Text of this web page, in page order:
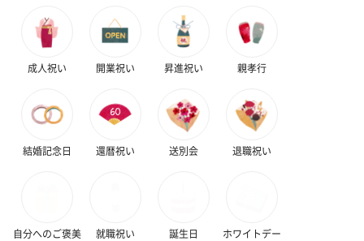
成人祝い 開業祝い 昇進祝い 親孝行
結婚記念日 還暦祝い 送別会 退職祝い
自分へのご褒美 就職祝い 誕生日 ホワイトデー